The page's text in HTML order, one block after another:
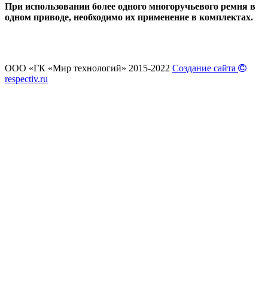
При использовании более одного многоручьевого ремня в
одном приводе, необходимо их применение в комплектах.
ООО «ГК «Мир технологий» 2015-2022 Создание сайта
respectiv.ru